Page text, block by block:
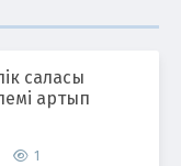
саласы
артып
1